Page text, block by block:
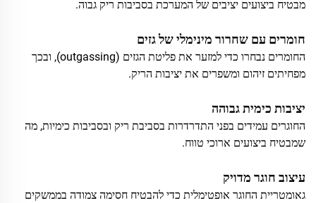
מבטיח ביצועים יציבים של המערכת בסביבות ריק גבוה.
חומרים עם שחרור מינימלי של גזים
החומרים נבחרו כדי למזער את פליטת הגזים (outgassing), ובכך
מפחיתים זיהום ומשפרים את יציבות הריק.
יציבות כימית גבוהה
החוגרים עמידים בפני התדרדרות בסביבת ריק ובסביבות כימיות, מה
שמבטיח ביצועים ארוכי טווח.
עיצוב חוגר מדויק
גאומטריית החוגר אופטימלית כדי להבטיח חסימה צמודה בממשקים